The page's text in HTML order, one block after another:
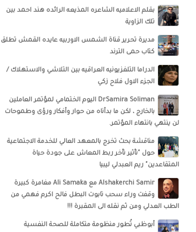
بقلم الاعلاميه الشاعره المذيعه الرائده هند احمد بين
تلك الزاوية
مديرة تحرير قناة الشمس الاوربيه عايده القمش تطلق
كتاب حمى الترند
الدراما التلفزيونيه العراقيه بين التلاشي والاستهلاك /
الجزء الاول فلاح زكي
DrSamira Soliman اليوم الختمامي لمؤتمر العاملين
بالخارج ، لكن ما بدأناه من حوار وأفكار ورؤى وطموحات
لن ينتهي بانتهاء المؤتمر.
مناقشة بحث تخرج بالمعهد العالي للخدمة الاجتماعية
حول "تأثير تأخر ربط المعاش على جودة حياة
المتقاعدين" ريم العبدلي ليبيا
‏‎Alshakerchi Samir‎‏ مع ‏‎Ali Samaka‎‏ مغامرة كبيرة
وقفت وراء سحب تابوت البطل فالح اكرم فهمي من
الطب العدلي ومن ثم نقله الى المقبرة !!!
أبوظبي تُطور منظومة متكاملة للصحة النفسية